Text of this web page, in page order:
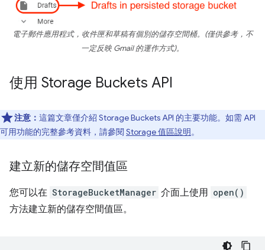
電子郵件應用程式，收件匣和草稿有個別的儲存空間桶。(僅供參考，不
一定反映 Gmail 的運作方式)。
使用 Storage Buckets API
注意： 這篇文章僅介紹 Storage Buckets API 的主要功能。如需 API
可用功能的完整參考資料，請參閱 Storage 值區說明。
建立新的儲存空間值區
您可以在 StorageBucketManager 介面上使用 open()
方法建立新的儲存空間值區。